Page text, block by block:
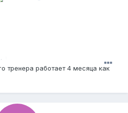
тренера работает 4 месяца как